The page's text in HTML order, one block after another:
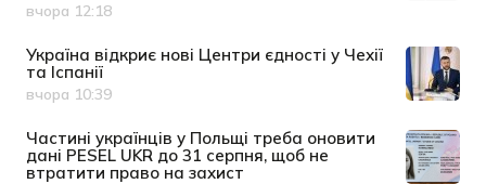
Дата публікації
вчора 12:18
Україна відкриє нові Центри єдності у Чехії
та Іспанії
Дата публікації
вчора 10:39
Частині українців у Польщі треба оновити
дані PESEL UKR до 31 серпня, щоб не
втратити право на захист